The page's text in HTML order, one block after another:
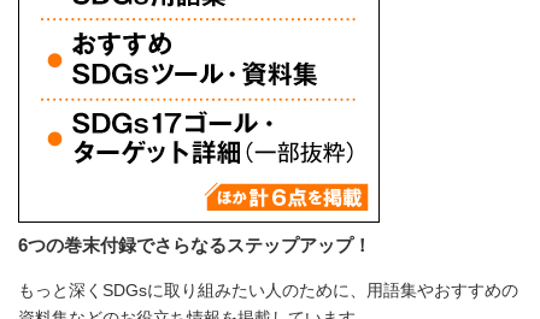
6つの巻末付録でさらなるステップアップ！
もっと深くSDGsに取り組みたい人のために、用語集やおすすめの